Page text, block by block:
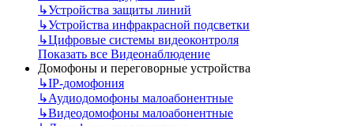
↳Устройства защиты линий
↳Устройства инфракрасной подсветки
↳Цифровые системы видеоконтроля
Показать все Видеонаблюдение
Домофоны и переговорные устройства
↳IP-домофония
↳Аудиодомофоны малоабонентные
↳Видеодомофоны малоабонентные